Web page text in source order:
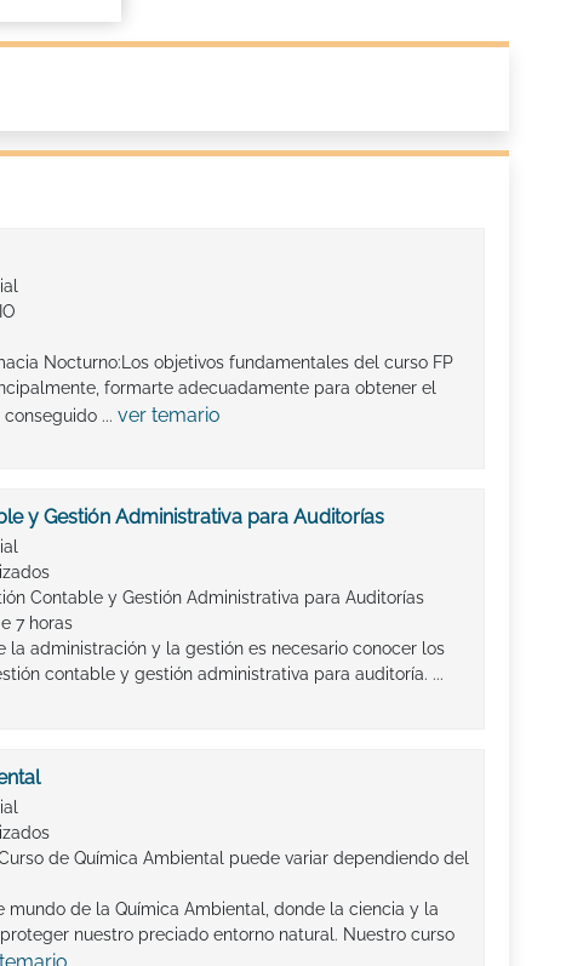
Nocturno:Los objetivos fundamentales del curso FP
formarte adecuadamente para obtener el
... ver temario
y Gestión Administrativa para Auditorías
Contable y Gestión Administrativa para Auditorías
7 horas
la administración y la gestión es necesario conocer los
contable y gestión administrativa para auditoría. ...
de Química Ambiental puede variar dependiendo del
mundo de la Química Ambiental, donde la ciencia y la
nuestro preciado entorno natural. Nuestro curso